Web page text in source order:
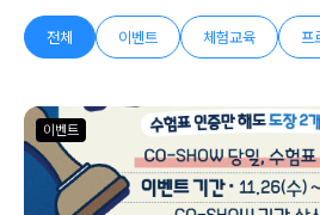
전체 이벤트 체험교육 프
이벤트